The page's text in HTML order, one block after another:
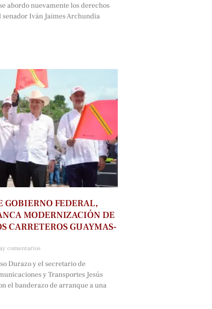
abordo nuevamente los derechos
senador Iván Jaimes Archundia
GOBIERNO FEDERAL,
MODERNIZACIÓN DE
CARRETEROS GUAYMAS-
comentarios
Durazo y el secretario de
y Transportes Jesús
el banderazo de arranque a una